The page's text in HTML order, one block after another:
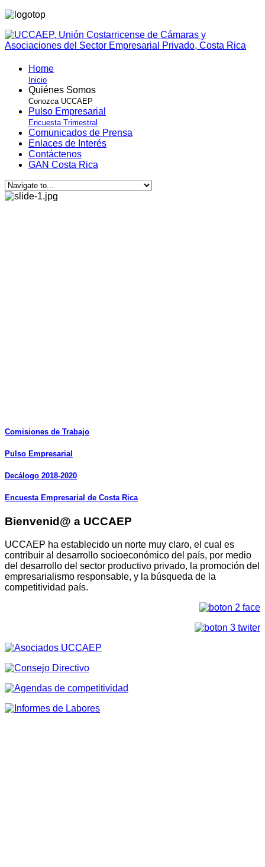
Home
Inicio
Quiénes Somos
Conozca UCCAEP
Pulso Empresarial
Encuesta Trimestral
Comunicados de Prensa
Enlaces de Interés
Contáctenos
GAN Costa Rica
Comisiones de Trabajo
Pulso Empresarial
Decálogo 2018-2020
Encuesta Empresarial de Costa Rica
Bienvenid@ a UCCAEP
UCCAEP ha establecido un norte muy claro, el cual es
contribuir al desarrollo socioeconómico del país, por medio
del desarrollo del sector productivo privado, la promoción del
empresarialismo responsable, y la búsqueda de la
competitividad país.